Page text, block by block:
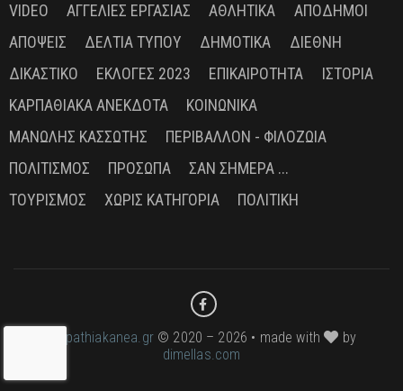
VIDEO
ΑΓΓΕΛΊΕΣ ΕΡΓΑΣΊΑΣ ΑΘΛΗΤΙΚΆ
ΑΠΌΔΗΜΟΙ
ΑΠΌΨΕΙΣ
ΔΕΛΤΊΑ ΤΎΠΟΥ ΔΗΜΟΤΙΚΆ
ΔΙΕΘΝΉ
ΔΙΚΑΣΤΙΚΌ
ΕΚΛΟΓΈΣ 2023 ΕΠΙΚΑΙΡΌΤΗΤΑ
ΙΣΤΟΡΊΑ
ΚΑΡΠΑΘΙΑΚΆ ΑΝΈΚΔΟΤΑ
ΚΟΙΝΩΝΙΚΆ
ΜΑΝΏΛΗΣ ΚΑΣΣΏΤΗΣ
ΠΕΡΙΒΆΛΛΟΝ - ΦΙΛΟΖΩΊΑ
ΠΟΛΙΤΙΣΜΌΣ
ΠΡΌΣΩΠΑ
ΣΑΝ ΣΉΜΕΡΑ ...
ΤΟΥΡΙΣΜΌΣ
ΧΩΡΊΣ ΚΑΤΗΓΟΡΊΑ ΠΟΛΙΤΙΚΉ
karpathiakanea.gr© 2020 – 2026 • made with
by
dimellas.com